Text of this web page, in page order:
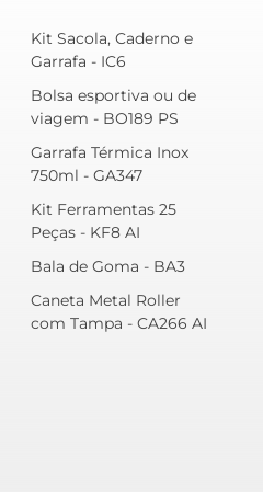
Kit Sacola, Caderno e
Garrafa - IC6
Bolsa esportiva ou de
viagem - BO189 PS
Garrafa Térmica Inox
750ml - GA347
Kit Ferramentas 25
Peças - KF8 AI
Bala de Goma - BA3
Caneta Metal Roller
com Tampa - CA266 AI